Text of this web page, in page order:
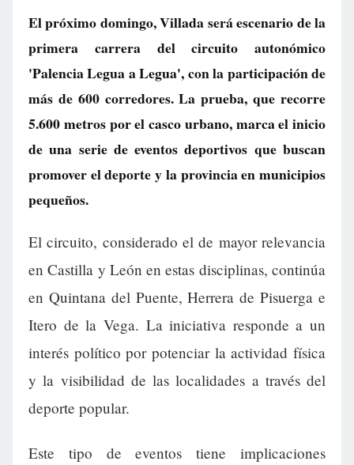
El próximo domingo, Villada será escenario de la
primera carrera del circuito autonómico
'Palencia Legua a Legua', con la participación de
más de 600 corredores. La prueba, que recorre
5.600 metros por el casco urbano, marca el inicio
de una serie de eventos deportivos que buscan
promover el deporte y la provincia en municipios
pequeños.
El circuito, considerado el de mayor relevancia
en Castilla y León en estas disciplinas, continúa
en Quintana del Puente, Herrera de Pisuerga e
Itero de la Vega. La iniciativa responde a un
interés político por potenciar la actividad física
y la visibilidad de las localidades a través del
deporte popular.
Este tipo de eventos tiene implicaciones